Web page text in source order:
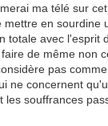
ma télé sur
mettre en sourdine
totale avec l'esprit
de même non
pas
ne concernent
les souffrances